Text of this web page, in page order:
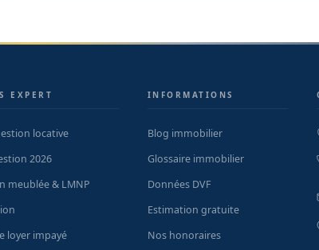
EXPERT
locative
2026
meublée & LMNP
loyer impayé
INFORMATIONS
Blog immobilier
Glossaire immobilier
Données DVF
Estimation gratuite
Nos honoraires